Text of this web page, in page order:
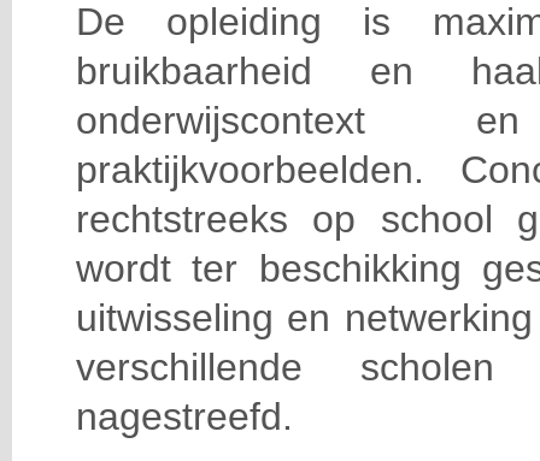
De opleiding is
bruikbaarheid en
praktijkvoorbeelden.
rechtstreeks op school
wordt ter beschikking
uitwisseling en
verschillende scholen
nagestreefd.